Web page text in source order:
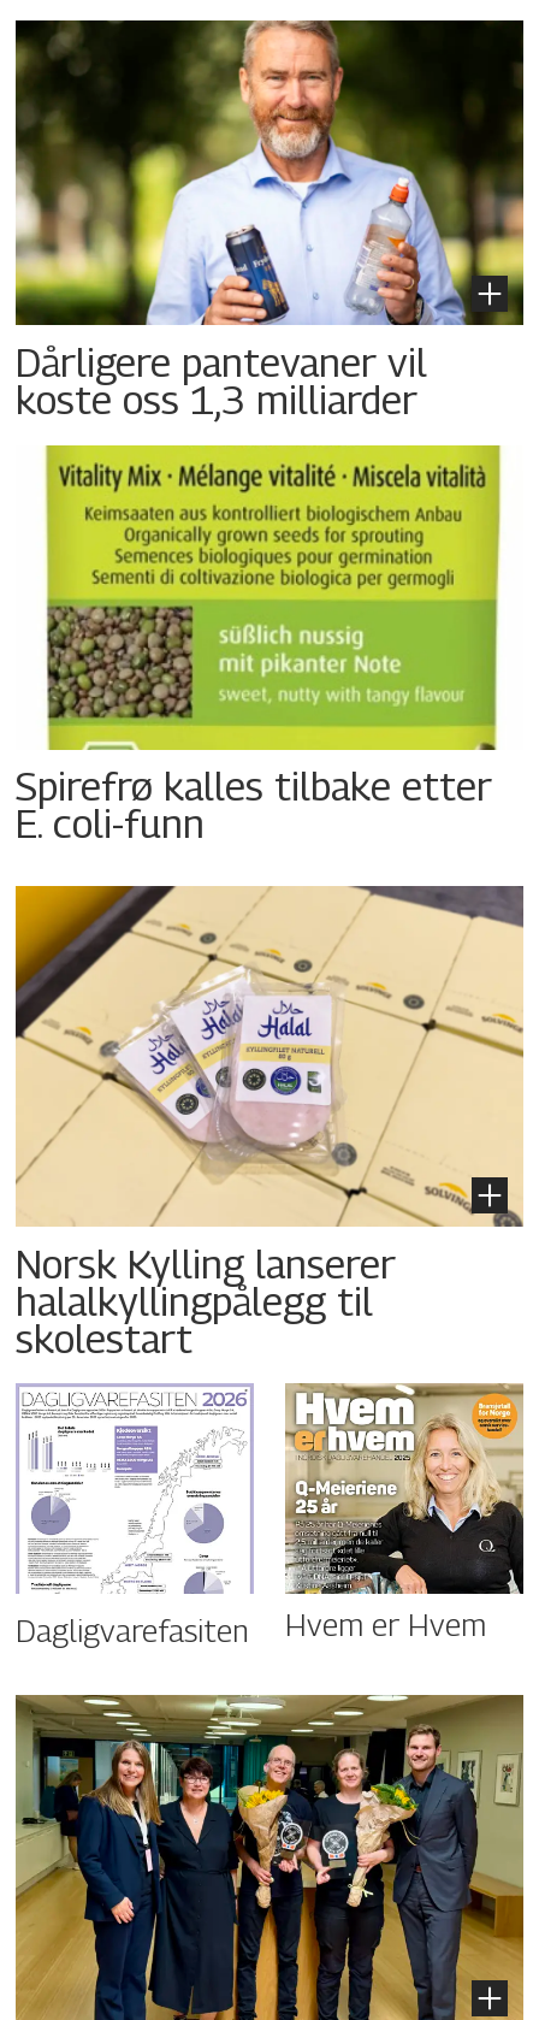
Dårligere pantevaner vil
koste oss 1,3 milliarder
Spirefrø kalles tilbake etter
E. coli-funn
Norsk Kylling lanserer
halalkyllingpålegg til
skolestart
Dagligvarefasiten Hvem er Hvem